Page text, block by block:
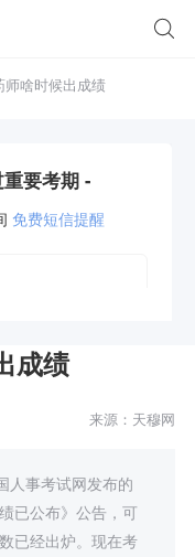
师啥时候出成绩
要考期 -
免费短信提醒
获取验证码
成绩
来源：天穆网
人事考试网发布的
已公布》公告，可
已经出炉。现在考